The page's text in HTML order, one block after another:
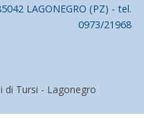
LAGONEGRO (PZ) - tel.
0973/21968
di Tursi - Lagonegro